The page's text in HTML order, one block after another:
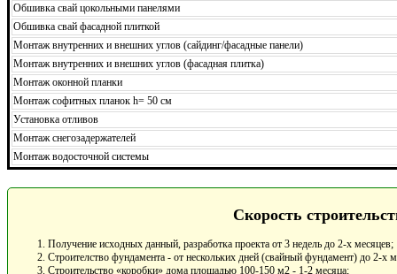
Обшивка свай цокольными панелями
Обшивка свай фасадной плиткой
Монтаж внутренних и внешних углов (сайдинг/фасадные панели)
Монтаж внутренних и внешних углов (фасадная плитка)
Монтаж оконной планки
Монтаж софитных планок h= 50 см
Установка отливов
Монтаж снегозадержателей
Монтаж водосточной системы
Скорость
Получение исходных данный, разработка проекта от 3 недель до 2-х месяцев;
Строителство фундамента - от нескольких дней (свайный фундамент) до 2-х
Строительство «коробки» дома площадью 100-150 м2 - 1-2 месяца;